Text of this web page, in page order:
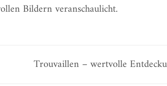
Bildern veranschaulicht.
Trouvaillen – wertvolle